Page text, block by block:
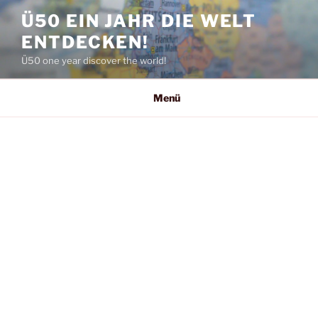
Zum
Inhalt
springen
Ü50 EIN JAHR DIE WELT
ENTDECKEN!
Ü50 one year discover the world!
Menü